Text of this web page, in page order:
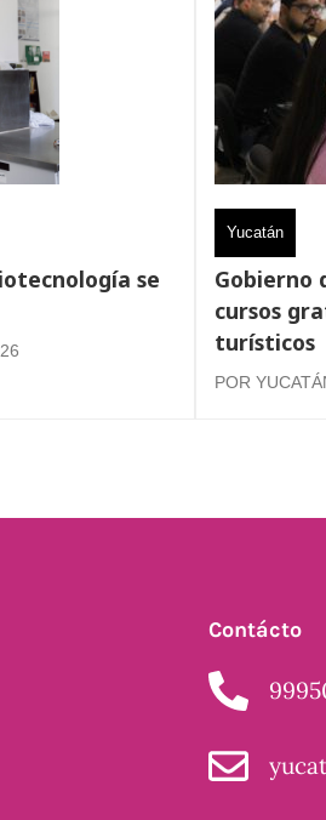
se
Yucatán
Gobierno
cursos
turísticos
POR
Contácto